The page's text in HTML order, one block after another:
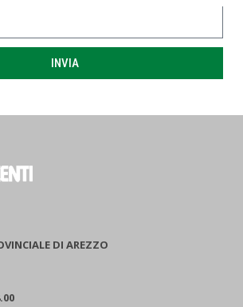
INVIA
DI AREZZO